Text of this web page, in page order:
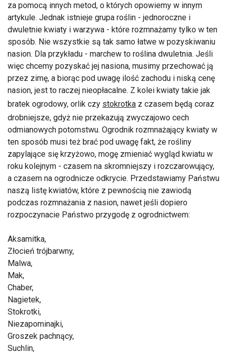
za pomocą innych metod, o których opowiemy w innym
artykule. Jednak istnieje grupa roślin - jednoroczne i
dwuletnie kwiaty i warzywa - które rozmnażamy tylko w ten
sposób. Nie wszystkie są tak samo łatwe w pozyskiwaniu
nasion. Dla przykładu - marchew to roślina dwuletnia. Jeśli
więc chcemy pozyskać jej nasiona, musimy przechować ją
przez zimę, a biorąc pod uwagę ilość zachodu i niską cenę
nasion, jest to raczej nieopłacalne. Z kolei kwiaty takie jak
bratek ogrodowy, orlik czy stokrotka z czasem będą coraz
drobniejsze, gdyż nie przekazują zwyczajowo cech
odmianowych potomstwu. Ogrodnik rozmnażający kwiaty w
ten sposób musi też brać pod uwagę fakt, że rośliny
zapylające się krzyżowo, mogę zmieniać wygląd kwiatu w
roku kolejnym - czasem na skromniejszy i rozczarowujący,
a czasem na ogrodnicze odkrycie. Przedstawiamy Państwu
naszą listę kwiatów, które z pewnością nie zawiodą
podczas rozmnażania z nasion, nawet jeśli dopiero
rozpoczynacie Państwo przygodę z ogrodnictwem:
Aksamitka,
Złocień trójbarwny,
Malwa,
Mak,
Chaber,
Nagietek,
Stokrotki,
Niezapominajki,
Groszek pachnący,
Suchlin,